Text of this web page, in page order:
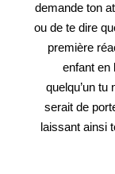
demande ton
ou de te dire
première
enfant en
quelqu’un
serait de
laissant ainsi